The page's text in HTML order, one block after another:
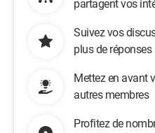
partagent vos
Suivez vos
plus de réponses
Mettez en avant
autres membres
Profitez de